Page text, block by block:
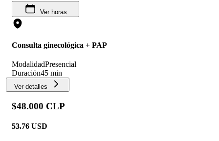
Ver horas
Consulta ginecológica + PAP
ModalidadPresencial
Duración45 min
Ver detalles
$48.000 CLP
53.76 USD